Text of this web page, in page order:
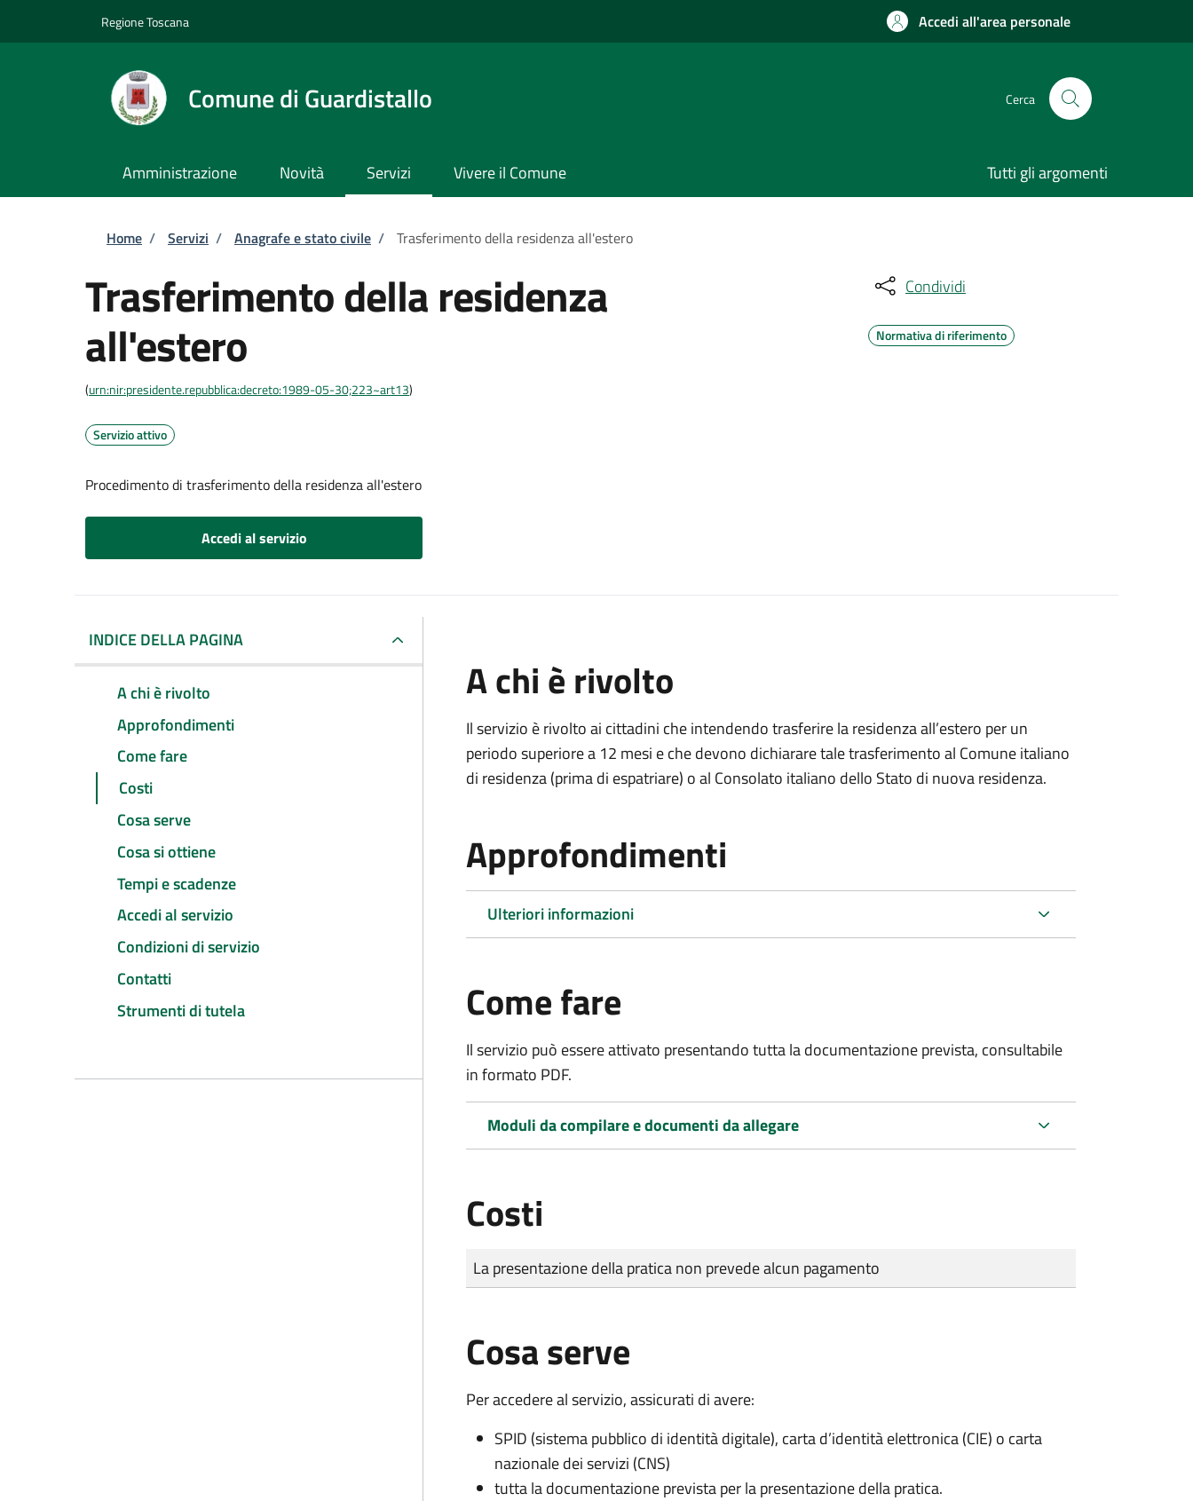
Regione Toscana Accedi all'area personale
Comune di Guardistallo Cerca
Amministrazione Novità Servizi Vivere il Comune Tutti gli argomenti
Briciole di pane
Home / Servizi / Anagrafe e stato civile / Trasferimento della residenza all'estero
Trasferimento della residenza
all'estero
(urn:nir:presidente.repubblica:decreto:1989-05-30;223~art13)
Servizio attivo
Procedimento di trasferimento della residenza all'estero
Accedi al servizio
Condividi
Normativa di riferimento
INDICE DELLA PAGINA
A chi è rivolto
Approfondimenti
Come fare
Costi
Cosa serve
Cosa si ottiene
Tempi e scadenze
Accedi al servizio
Condizioni di servizio
Contatti
Strumenti di tutela
A chi è rivolto
Il servizio è rivolto ai cittadini che intendendo trasferire la residenza all’estero per un
periodo superiore a 12 mesi e che devono dichiarare tale trasferimento al Comune italiano
di residenza (prima di espatriare) o al Consolato italiano dello Stato di nuova residenza.
Approfondimenti
Ulteriori informazioni
Come fare
Il servizio può essere attivato presentando tutta la documentazione prevista, consultabile
in formato PDF.
Moduli da compilare e documenti da allegare
Costi
Tipo di pagamento
Importo
La presentazione della pratica non prevede alcun pagamento
Cosa serve
Per accedere al servizio, assicurati di avere:
SPID (sistema pubblico di identità digitale), carta d’identità elettronica (CIE) o carta
nazionale dei servizi (CNS)
tutta la documentazione prevista per la presentazione della pratica.